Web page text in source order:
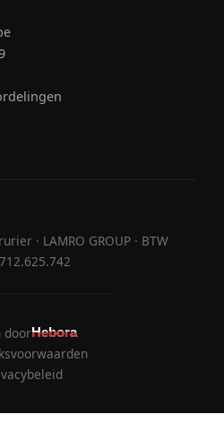
· LAMRO GROUP · BTW
doorHebora
Hebora